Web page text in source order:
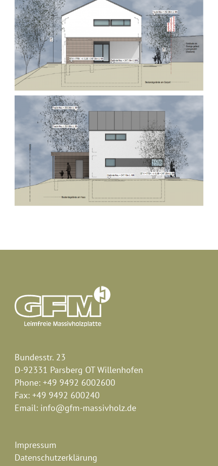
Bundesstr. 23
D-92331 Parsberg OT Willenhofen
Phone: +49 9492 6002600
Fax: +49 9492 600240
Email: info@gfm-massivholz.de
Impressum
Datenschutzerklärung